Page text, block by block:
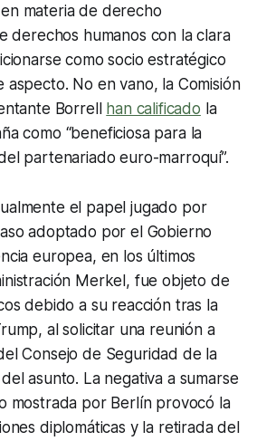
materia de derecho
derechos humanos con la clara
como socio estratégico
aspecto. No en vano, la Comisión
Borrell han calificado la
como “beneficiosa para la
partenariado euro-marroquí”.
el papel jugado por
adoptado por el Gobierno
europea, en los últimos
Merkel, fue objeto de
debido a su reacción tras la
al solicitar una reunión a
Consejo de Seguridad de la
asunto. La negativa a sumarse
mostrada por Berlín provocó la
diplomáticas y la retirada del